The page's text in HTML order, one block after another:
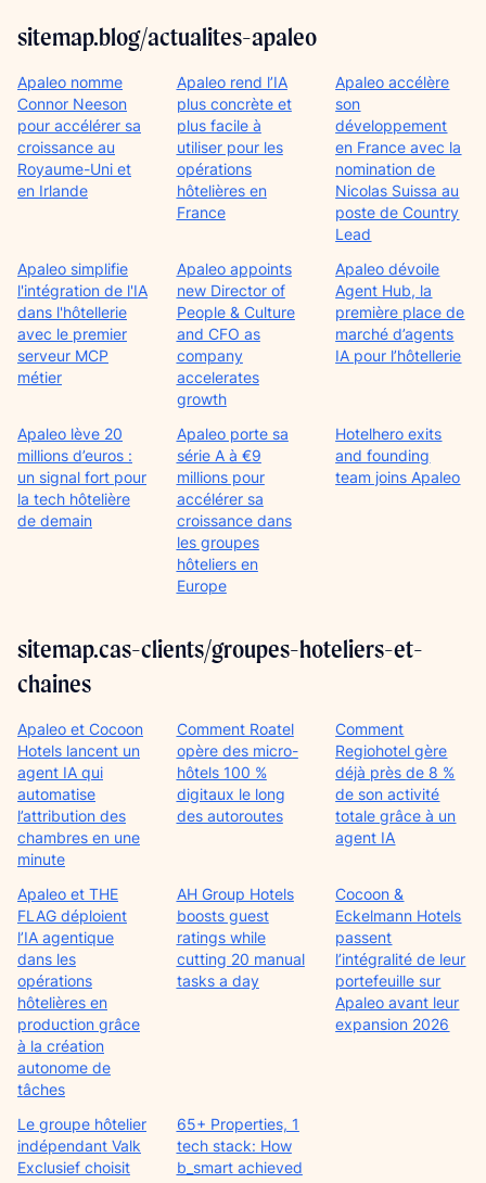
sitemap.blog/actualites-apaleo
Apaleo nomme
Connor Neeson
pour accélérer sa
croissance au
Royaume-Uni et
en Irlande
Apaleo rend l’IA
plus concrète et
plus facile à
utiliser pour les
opérations
hôtelières en
France
Apaleo accélère
son
développement
en France avec la
nomination de
Nicolas Suissa au
poste de Country
Lead
Apaleo simplifie
l'intégration de l'IA
dans l'hôtellerie
avec le premier
serveur MCP
métier
Apaleo appoints
new Director of
People & Culture
and CFO as
company
accelerates
growth
Apaleo dévoile
Agent Hub, la
première place de
marché d’agents
IA pour l’hôtellerie
Apaleo lève 20
millions d’euros :
un signal fort pour
la tech hôtelière
de demain
Apaleo porte sa
série A à €9
millions pour
accélérer sa
croissance dans
les groupes
hôteliers en
Europe
Hotelhero exits
and founding
team joins Apaleo
sitemap.cas-clients/groupes-hoteliers-et-
chaines
Apaleo et Cocoon
Hotels lancent un
agent IA qui
automatise
l’attribution des
chambres en une
minute
Comment Roatel
opère des micro-
hôtels 100 %
digitaux le long
des autoroutes
Comment
Regiohotel gère
déjà près de 8 %
de son activité
totale grâce à un
agent IA
Apaleo et THE
FLAG déploient
l’IA agentique
dans les
opérations
hôtelières en
production grâce
à la création
autonome de
tâches
AH Group Hotels
boosts guest
ratings while
cutting 20 manual
tasks a day
Cocoon &
Eckelmann Hotels
passent
l’intégralité de leur
portefeuille sur
Apaleo avant leur
expansion 2026
Le groupe hôtelier
indépendant Valk
Exclusief choisit
65+ Properties, 1
tech stack: How
b_smart achieved